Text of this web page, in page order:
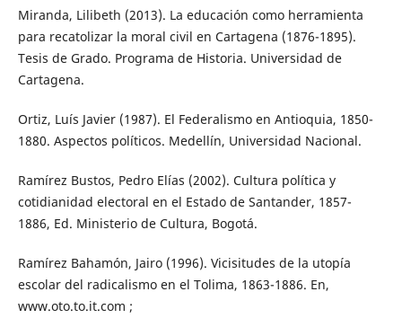
Miranda, Lilibeth (2013). La educación como herramienta
para recatolizar la moral civil en Cartagena (1876-1895).
Tesis de Grado. Programa de Historia. Universidad de
Cartagena.
Ortiz, Luís Javier (1987). El Federalismo en Antioquia, 1850-
1880. Aspectos políticos. Medellín, Universidad Nacional.
Ramírez Bustos, Pedro Elías (2002). Cultura política y
cotidianidad electoral en el Estado de Santander, 1857-
1886, Ed. Ministerio de Cultura, Bogotá.
Ramírez Bahamón, Jairo (1996). Vicisitudes de la utopía
escolar del radicalismo en el Tolima, 1863-1886. En,
www.oto.to.it.com ;